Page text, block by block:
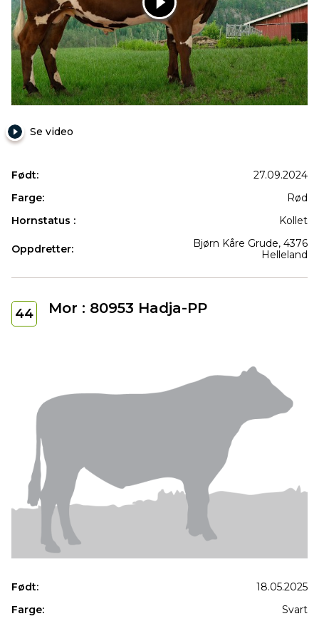
12503
NR
Grude-
PP
Se video
Født:
27.09.2024
Farge:
Rød
Hornstatus :
Kollet
Oppdretter:
Bjørn Kåre Grude, 4376
Helleland
44 Mor : 80953 Hadja-PP
Født:
18.05.2025
Farge:
Svart